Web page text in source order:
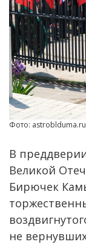
Фото: astroblduma.ru
В
Великой
Бирючек
не